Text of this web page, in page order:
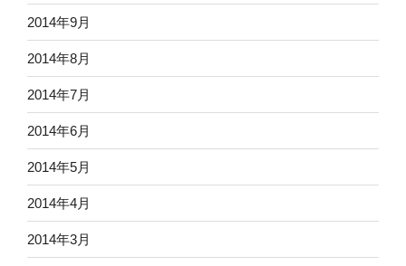
2014年9月
2014年8月
2014年7月
2014年6月
2014年5月
2014年4月
2014年3月